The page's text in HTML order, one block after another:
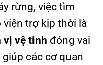
rừng, việc tìm
viện trợ kịp thời là
vị vệ tinh đóng vai
các cơ quan